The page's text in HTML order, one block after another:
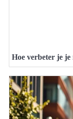
Hoe verbeter je